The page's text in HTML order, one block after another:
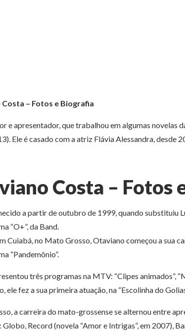
– Fotos e Biografia
e apresentador, que trabalhou em algumas novelas
Ele é casado com a atriz Flávia Alessandra, desde
Costa – Fotos
a partir de outubro de 1999, quando substituiu
“O+”, da Band.
Cuiabá, no Mato Grosso, Otaviano começou a sua
“Pandemônio”.
três programas na MTV: “Clipes animados”,
ele fez a sua primeira atuação, na “Escolinha do
a carreira do mato-grossense se alternou entre
Record (novela “Amor e Intrigas”, em 2007),